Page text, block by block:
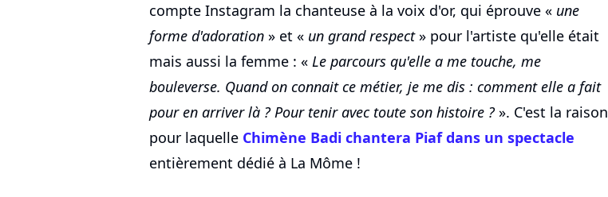
compte Instagram la chanteuse à la voix d'or, qui éprouve « une
forme d'adoration » et « un grand respect» pour l'artiste qu'elle était
mais aussi la femme : « Le parcours qu'elle a me touche, me
bouleverse. Quand on connait ce métier, je me dis : comment elle a fait
pour en arriver là ? Pour tenir avec toute son histoire ?». C'est la raison
pour laquelle Chimène Badi chantera Piaf dans un spectacle
entièrement dédié à La Môme !